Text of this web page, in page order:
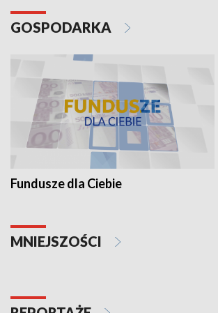
GOSPODARKA
Fundusze dla Ciebie
MNIEJSZOŚCI